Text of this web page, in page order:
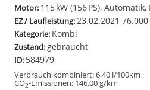
Motor: 115 kW (156 PS),
EZ / Laufleistung:23.02.2021
Kategorie: Kombi
Zustand:gebraucht
ID: 584979
Verbrauch kombiniert:6,40 l/100km
CO2-Emissionen: 146,00 g/km